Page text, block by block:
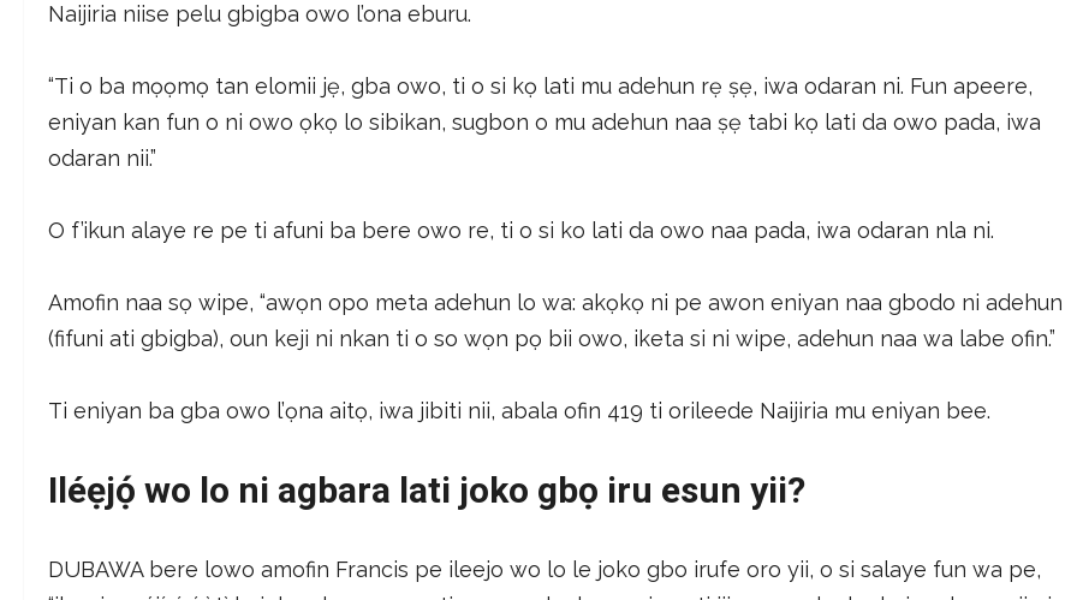
Naijiria niise pelu gbigba owo l’ona eburu.
“Ti o ba mọọmọ tan elomii jẹ, gba owo, ti o si kọ lati mu adehun rẹ ṣẹ, iwa odaran ni. Fun apeere,
eniyan kan fun o ni owo ọkọ lo sibikan, sugbon o mu adehun naa ṣẹ tabi kọ lati da owo pada, iwa
odaran nii.”
O f’ikun alaye re pe ti afuni ba bere owo re, ti o si ko lati da owo naa pada, iwa odaran nla ni.
Amofin naa sọ wipe, “awọn opo meta adehun lo wa: akọkọ ni pe awon eniyan naa gbodo ni adehun
(fifuni ati gbigba), oun keji ni nkan ti o so wọn pọ bii owo, iketa si ni wipe, adehun naa wa labe ofin.”
Ti eniyan ba gba owo l’ọna aitọ, iwa jibiti nii, abala ofin 419 ti orileede Naijiria mu eniyan bee.
Iléẹjọ́ wo lo ni agbara lati joko gbọ iru esun yii?
DUBAWA bere lowo amofin Francis pe ileejo wo lo le joko gbo irufe oro yii, o si salaye fun wa pe,